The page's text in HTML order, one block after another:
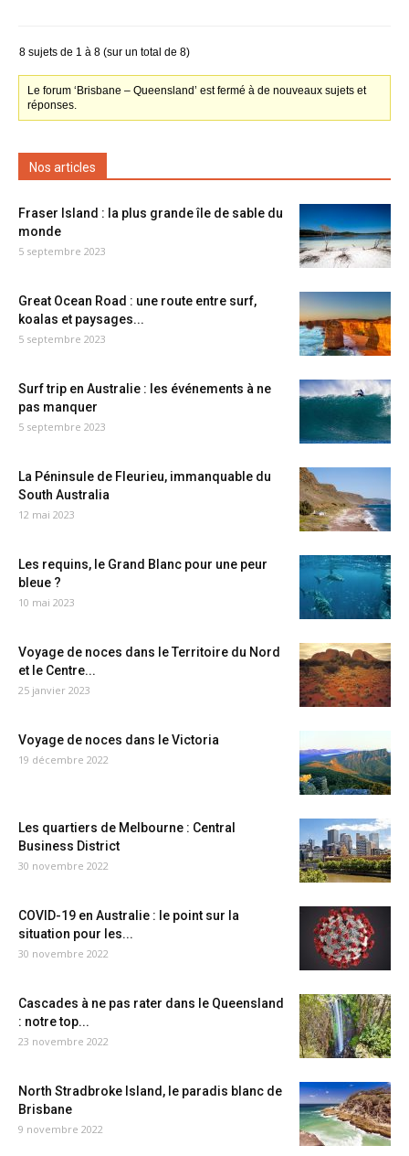
8 sujets de 1 à 8 (sur un total de 8)
Le forum ‘Brisbane – Queensland’ est fermé à de nouveaux sujets et
réponses.
Nos articles
Fraser Island : la plus grande île de sable du
monde
5 septembre 2023
Great Ocean Road : une route entre surf,
koalas et paysages...
5 septembre 2023
Surf trip en Australie : les événements à ne
pas manquer
5 septembre 2023
La Péninsule de Fleurieu, immanquable du
South Australia
12 mai 2023
Les requins, le Grand Blanc pour une peur
bleue ?
10 mai 2023
Voyage de noces dans le Territoire du Nord
et le Centre...
25 janvier 2023
Voyage de noces dans le Victoria
19 décembre 2022
Les quartiers de Melbourne : Central
Business District
30 novembre 2022
COVID-19 en Australie : le point sur la
situation pour les...
30 novembre 2022
Cascades à ne pas rater dans le Queensland
: notre top...
23 novembre 2022
North Stradbroke Island, le paradis blanc de
Brisbane
9 novembre 2022